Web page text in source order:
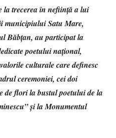
la trecerea în neființă a lui
municipiului Satu Mare,
Băbțan, au participat la
poetului național,
culturale care definesc
ceremoniei, cei doi
de flori la bustul poetului de la
și la Monumentul